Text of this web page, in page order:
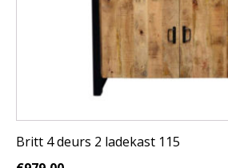
Britt 4 deurs 2 ladekast 115